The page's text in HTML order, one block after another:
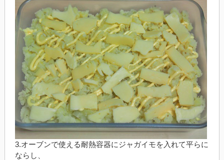
3.オーブンで使える耐熱容器にジャガイモを入れて平らに
ならし、